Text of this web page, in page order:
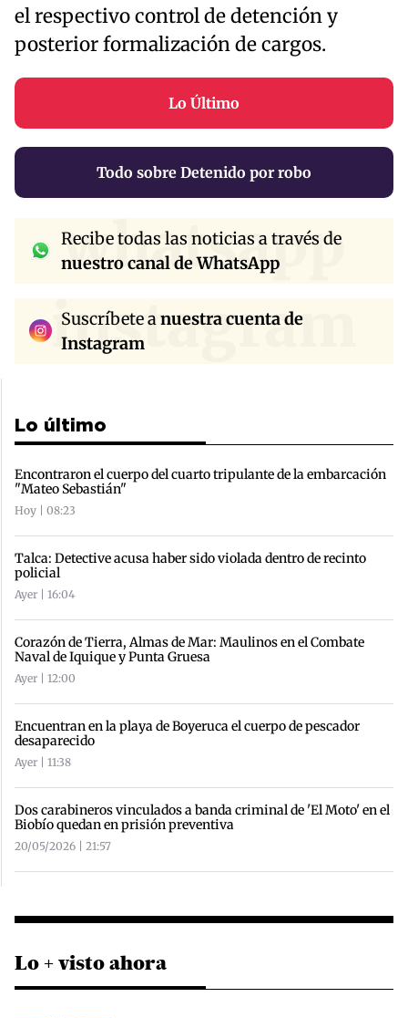
el respectivo control de detención y
posterior formalización de cargos.
Lo Último
Todo sobre Detenido por robo
whatsapp
Recibe todas las noticias a través de
nuestro canal de WhatsApp
instagram
Suscríbete a nuestra cuenta de
Instagram
Lo último
Encontraron el cuerpo del cuarto tripulante de la embarcación
"Mateo Sebastián"
Hoy | 08:23
Talca: Detective acusa haber sido violada dentro de recinto
policial
Ayer | 16:04
Corazón de Tierra, Almas de Mar: Maulinos en el Combate
Naval de Iquique y Punta Gruesa
Ayer | 12:00
Encuentran en la playa de Boyeruca el cuerpo de pescador
desaparecido
Ayer | 11:38
Dos carabineros vinculados a banda criminal de 'El Moto' en el
Biobío quedan en prisión preventiva
20/05/2026 | 21:57
Lo + visto ahora